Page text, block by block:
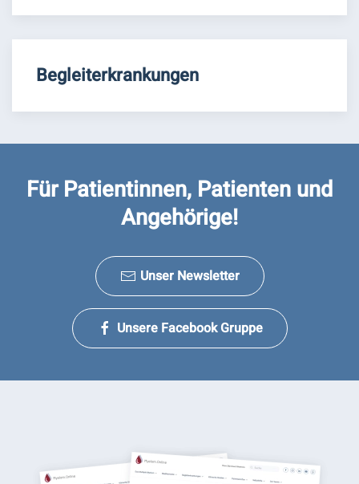
Begleiterkrankungen
Für Patientinnen, Patienten und
Angehörige!
Unser Newsletter
Unsere Facebook Gruppe